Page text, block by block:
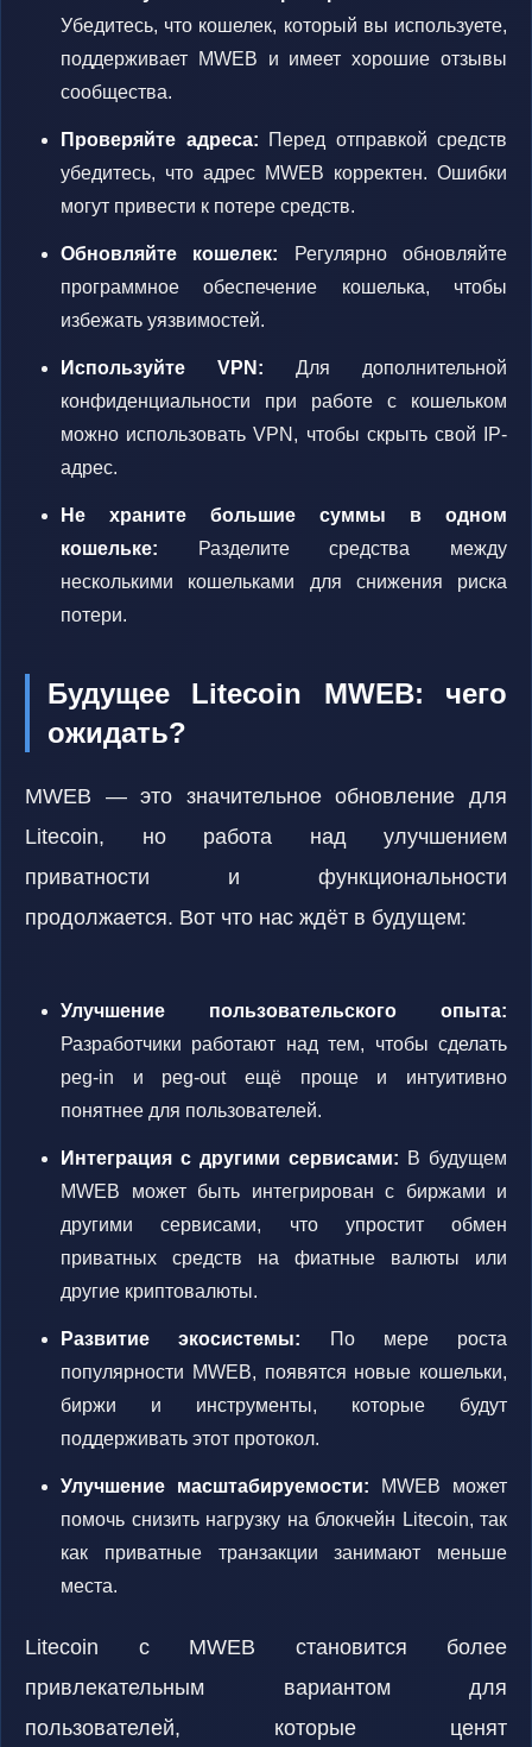
Убедитесь, что кошелек, который вы используете,
поддерживает MWEB и имеет хорошие отзывы
сообщества.
Проверяйте адреса: Перед отправкой средств
убедитесь, что адрес MWEB корректен. Ошибки
могут привести к потере средств.
Обновляйте кошелек: Регулярно обновляйте
программное обеспечение кошелька, чтобы
избежать уязвимостей.
Используйте VPN: Для дополнительной
конфиденциальности при работе с кошельком
можно использовать VPN, чтобы скрыть свой IP-
адрес.
Не храните большие суммы в одном
кошельке: Разделите средства между
несколькими кошельками для снижения риска
потери.
Будущее Litecoin MWEB: чего
ожидать?
MWEB — это значительное обновление для
Litecoin, но работа над улучшением
приватности и функциональности
продолжается. Вот что нас ждёт в будущем:
Улучшение пользовательского опыта:
Разработчики работают над тем, чтобы сделать
peg-in и peg-out ещё проще и интуитивно
понятнее для пользователей.
Интеграция с другими сервисами: В будущем
MWEB может быть интегрирован с биржами и
другими сервисами, что упростит обмен
приватных средств на фиатные валюты или
другие криптовалюты.
Развитие экосистемы: По мере роста
популярности MWEB, появятся новые кошельки,
биржи и инструменты, которые будут
поддерживать этот протокол.
Улучшение масштабируемости: MWEB может
помочь снизить нагрузку на блокчейн Litecoin, так
как приватные транзакции занимают меньше
места.
Litecoin с MWEB становится более
привлекательным вариантом для
пользователей, которые ценят